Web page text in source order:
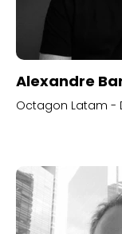
Alexandre
Octagon Latam -